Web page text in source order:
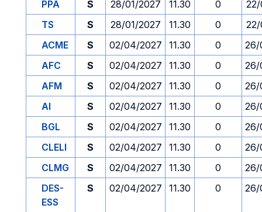
PPA
S 28/01/2027 11.30 0
TS
S 28/01/2027 11.30 0
ACME
S 02/04/2027 11.30 0
26/
AFC
S 02/04/2027 11.30 0
26/
AFM
S 02/04/2027 11.30 0
26/
AI
S 02/04/2027 11.30 0
26/
BGL
S 02/04/2027 11.30 0
26/
CLELI
S 02/04/2027 11.30 0
26/
CLMG
S 02/04/2027 11.30 0
26/
DES-
ESS
S 02/04/2027 11.30 0 26/